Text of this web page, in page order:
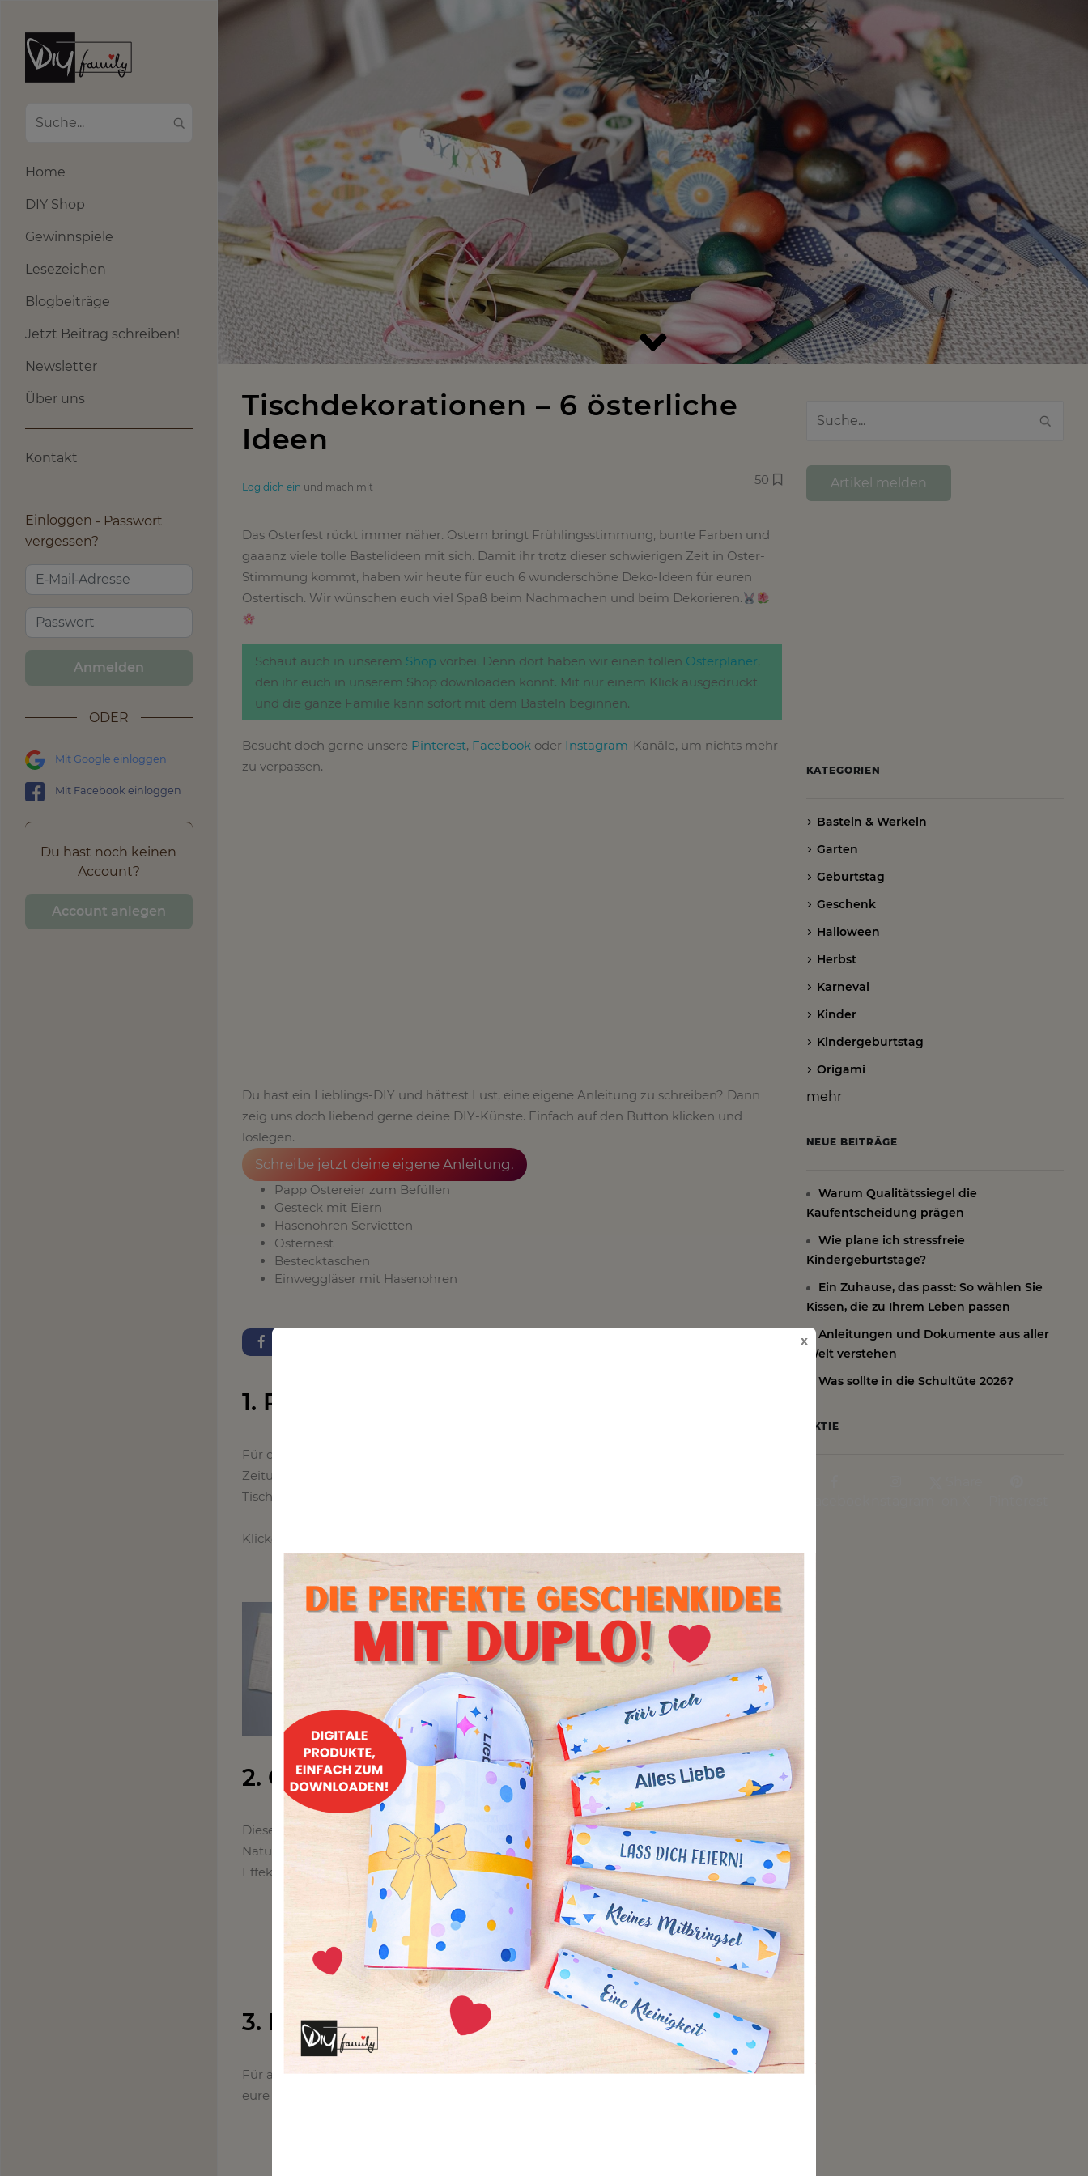
Home
DIY Shop
Gewinnspiele
Lesezeichen
Blogbeiträge
Jetzt Beitrag schreiben!
Newsletter
Über uns
Kontakt
Einloggen
Passwort
vergessen?
Anmelden
ODER
Mit Google einloggen
Mit Facebook einloggen
Du hast noch keinen
Account?
Account anlegen
Tischdekorationen – 6 österliche
Ideen
Log dich ein und mach mit 50
x
Das Osterfest rückt immer näher. Ostern bringt Frühlingsstimmung, bunte Farben und
gaaanz viele tolle Bastelideen mit sich. Damit ihr trotz dieser schwierigen Zeit in Oster-
Stimmung kommt, haben wir heute für euch 6 wunderschöne Deko-Ideen für euren
Ostertisch. Wir wünschen euch viel Spaß beim Nachmachen und beim Dekorieren.
Schaut auch in unserem Shopvorbei. Denn dort haben wir einen tollen Osterplaner,
den ihr euch in unserem Shop downloaden könnt. Mit nur einem Klick ausgedruckt
und die ganze Familie kann sofort mit dem Basteln beginnen.
Besucht doch gerne unsere Pinterest, Facebookoder Instagram-Kanäle, um nichts mehr
zu verpassen.
Du hast ein Lieblings-DIY und hättest Lust, eine eigene Anleitung zu schreiben? Dann
zeig uns doch liebend gerne deine DIY-Künste. Einfach auf den Button klicken und
loslegen.
Schreibe jetzt deine eigene Anleitung.
Papp Ostereier zum Befüllen
Gesteck mit Eiern
Hasenohren Servietten
Osternest
Bestecktaschen
Einweggläser mit Hasenohren
1. Papp Ostereier zum Befüllen
Für dieses wunderschöne Papp-Osterei brauchst du nicht viel. Lediglich einen Luftballon,
Zeitungspapier, Kleister und Servietten. Eignet sich super für die individuelle
Tischdekoration, für kleine Naschereien oder als Geschenk-Schalen.
Klicke einfach auf die Fotos, um direkt zur Anleitung zu kommen
2. Gesteck mit Eiern
Dieses tolle Gesteck aus Baumrinde, Moos und Eierschalen ist eine tolle Idee für alle
Naturliebhaber. Die natürlichen Elemente verleihen eurem Ostertisch einen rustikale
Effekt.
3. Hasenohren Servietten
Für alle die gewöhnliche Servietten zu langweilig finden. Diese süße DIY-Idee verwandelt
eure langweiligen Servietten in super-niedliche Häschen.
Artikel melden
KATEGORIEN
Basteln & Werkeln
Garten
Geburtstag
Geschenk
Halloween
Herbst
Karneval
Kinder
Kindergeburtstag
Origami
mehr
NEUE BEITRÄGE
Warum Qualitätssiegel die
Kaufentscheidung prägen
Wie plane ich stressfreie
Kindergeburtstage?
Ein Zuhause, das passt: So wählen Sie
Kissen, die zu Ihrem Leben passen
Anleitungen und Dokumente aus aller
Welt verstehen
Was sollte in die Schultüte 2026?
AKTIE